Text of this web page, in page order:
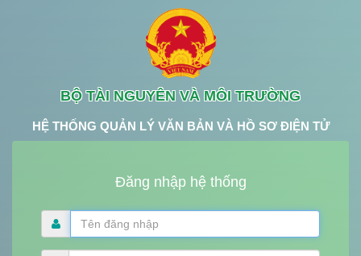
BỘ TÀI NGUYÊN VÀ MÔI TRƯỜNG
HỆ THỐNG QUẢN LÝ VĂN BẢN VÀ HỒ SƠ ĐIỆN TỬ
Đăng nhập hệ thống